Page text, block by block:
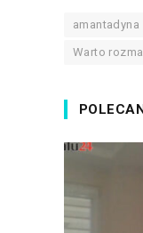
amantadyna
Warto